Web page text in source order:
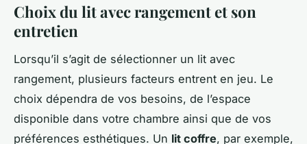
Choix du lit avec rangement et son
entretien
Lorsqu’il s’agit de sélectionner un lit avec
rangement, plusieurs facteurs entrent en jeu. Le
choix dépendra de vos besoins, de l’espace
disponible dans votre chambre ainsi que de vos
préférences esthétiques. Un lit coffre, par exemple,